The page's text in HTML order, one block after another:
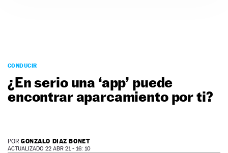
PODCAST
MOTOS
TECNOLOGÍA
SERVICIOS
CONDUCIR
¿En serio una ‘app’ puede
encontrar aparcamiento por ti?
POR GONZALO DIAZ BONET
ACTUALIZADO 22 ABR 21 - 16: 10